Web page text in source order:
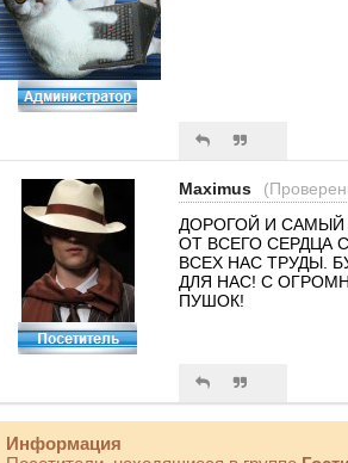
Maximus
ДОРОГОЙ И САМЫЙ
ОТ ВСЕГО СЕРДЦА
ВСЕХ НАС ТРУДЫ.
ДЛЯ НАС! С
ПУШОК!
Информация